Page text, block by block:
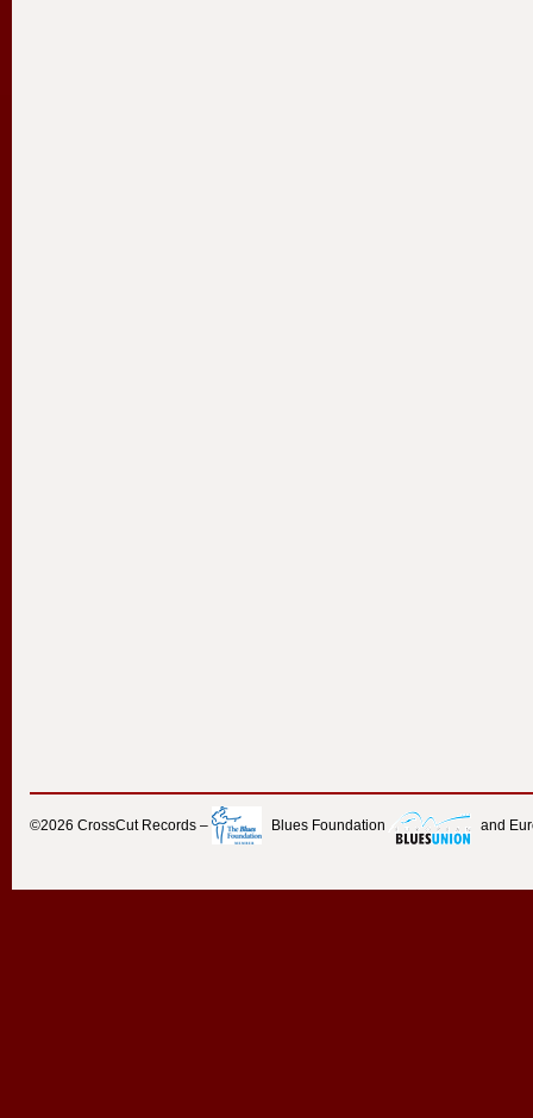
©2026 CrossCut Records – Blues Foundation and